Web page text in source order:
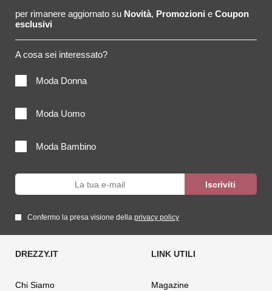
per rimanere aggiornato su Novità, Promozioni e Coupon
esclusivi
A cosa sei interessato?
Moda Donna
Moda Uomo
Moda Bambino
Confermo la presa visione della privacy policy
Chi Siamo Magazine